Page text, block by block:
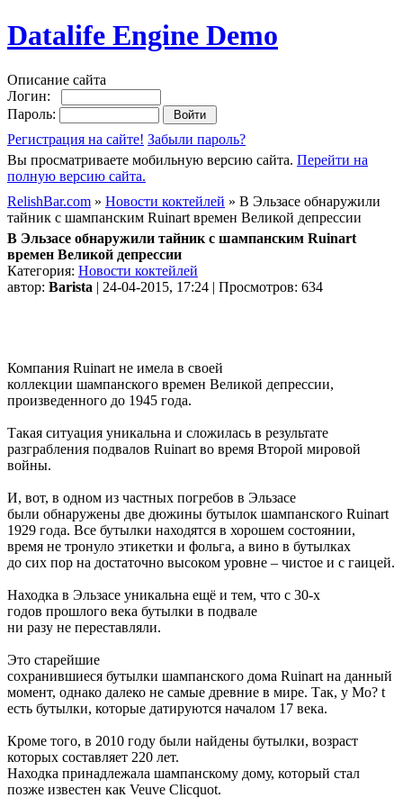
Datalife Engine Demo
Описание сайта
Логин:
Пароль:
Регистрация на сайте! Забыли пароль?
Вы просматриваете мобильную версию сайта. Перейти на
полную версию сайта.
RelishBar.com » Новости коктейлей » В Эльзасе обнаружили
тайник с шампанским Ruinart времен Великой депрессии
В Эльзасе обнаружили тайник с шампанским Ruinart
времен Великой депрессии
Категория: Новости коктейлей
автор: Barista | 24-04-2015, 17:24 | Просмотров: 634
Компания Ruinart не имела в своей
коллекции шампанского времен Великой депрессии,
произведенного до 1945 года.
Такая ситуация уникальна и сложилась в результате
разграбления подвалов Ruinart во время Второй мировой
войны.
И, вот, в одном из частных погребов в Эльзасе
были обнаружены две дюжины бутылок шампанского Ruinart
1929 года. Все бутылки находятся в хорошем состоянии,
время не тронуло этикетки и фольга, а вино в бутылках
до сих пор на достаточно высоком уровне – чистое и с гаицей.
Находка в Эльзасе уникальна ещё и тем, что с 30-х
годов прошлого века бутылки в подвале
ни разу не переставляли.
Это старейшие
сохранившиеся бутылки шампанского дома Ruinart на данный
момент, однако далеко не самые древние в мире. Так, у Mo? t
есть бутылки, которые датируются началом 17 века.
Кроме того, в 2010 году были найдены бутылки, возраст
которых составляет 220 лет.
Находка принадлежала шампанскому дому, который стал
позже известен как Veuve Clicquot.